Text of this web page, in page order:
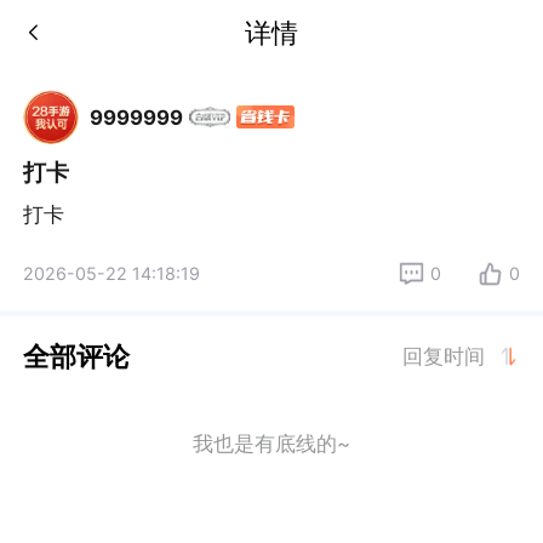
详情
9999999
打卡
打卡
2026-05-22 14:18:19 0 0
全部评论 回复时间
我也是有底线的~